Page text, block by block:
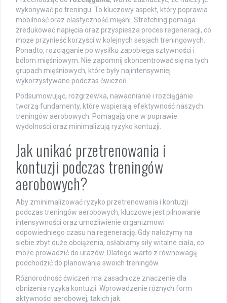
wykonywać po treningu. To kluczowy aspekt, który poprawia
mobilność oraz elastyczność mięśni. Stretching pomaga
zredukować napięcia oraz przyspiesza proces regeneracji, co
może przynieść korzyści w kolejnych sesjach treningowych.
Ponadto, rozciąganie po wysiłku zapobiega sztywności i
bólom mięśniowym. Nie zapomnij skoncentrować się na tych
grupach mięśniowych, które były najintensywniej
wykorzystywane podczas ćwiczeń.
Podsumowując, rozgrzewka, nawadnianie i rozciąganie
tworzą fundamenty, które wspierają efektywność naszych
treningów aerobowych. Pomagają one w poprawie
wydolności oraz minimalizują ryzyko kontuzji.
Jak unikać przetrenowania i
kontuzji podczas treningów
aerobowych?
Aby zminimalizować ryzyko przetrenowania i kontuzji
podczas treningów aerobowych, kluczowe jest pilnowanie
intensywności oraz umożliwienie organizmowi
odpowiedniego czasu na regenerację. Gdy nałożymy na
siebie zbyt duże obciążenia, osłabiamy siły witalne ciała, co
może prowadzić do urazów. Dlatego warto z równowagą
podchodzić do planowania swoich treningów.
Różnorodność ćwiczeń ma zasadnicze znaczenie dla
obniżenia ryzyka kontuzji. Wprowadzenie różnych form
aktywności aerobowej, takich jak: